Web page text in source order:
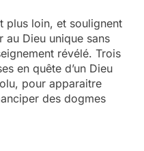
plus loin, et soulignent
au Dieu unique sans
révélé. Trois
en quête d’un Dieu
pour apparaitre
des dogmes